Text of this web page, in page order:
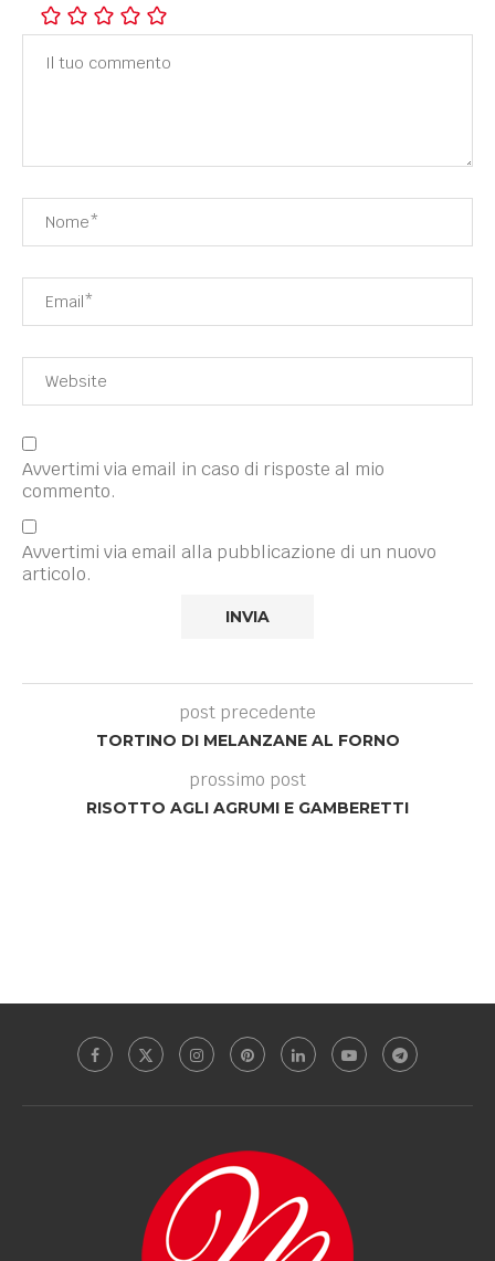
Avvertimi via email in caso di risposte al mio
commento.
Avvertimi via email alla pubblicazione di un nuovo
articolo.
post precedente
TORTINO DI MELANZANE AL FORNO
prossimo post
RISOTTO AGLI AGRUMI E GAMBERETTI